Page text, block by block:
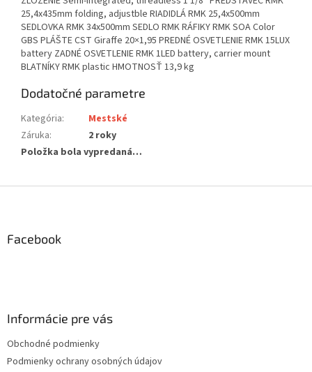
25,4x435mm folding, adjustble RIADIDLÁ RMK 25,4x500mm
SEDLOVKA RMK 34x500mm SEDLO RMK RÁFIKY RMK SOA Color
GBS PLÁŠTE CST Giraffe 20×1,95 PREDNÉ OSVETLENIE RMK 15LUX
battery ZADNÉ OSVETLENIE RMK 1LED battery, carrier mount
BLATNÍKY RMK plastic HMOTNOSŤ 13,9 kg
Dodatočné parametre
Kategória:
Mestské
Záruka:
2 roky
Položka bola vypredaná…
Facebook
Informácie pre vás
Obchodné podmienky
Podmienky ochrany osobných údajov